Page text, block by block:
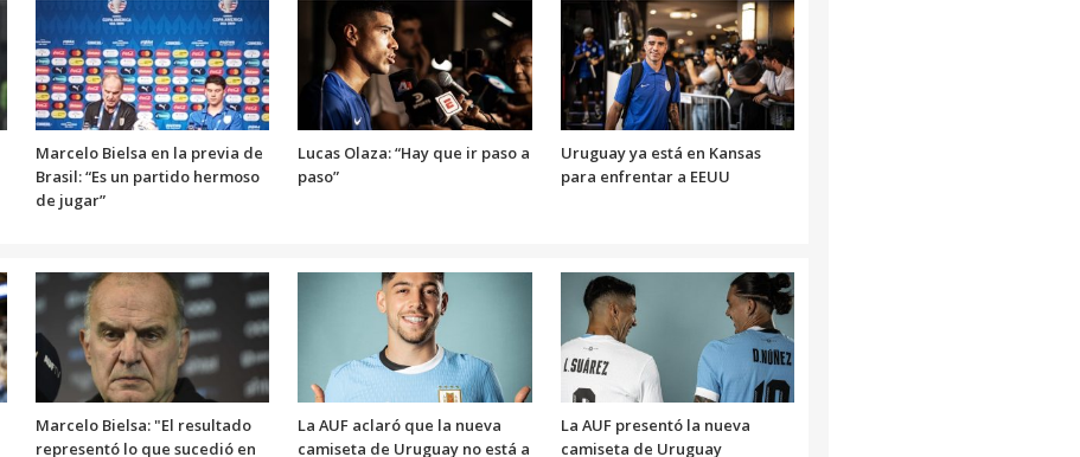
Marcelo Bielsa en la previa de
Brasil: “Es un partido hermoso
de jugar”
Lucas Olaza: “Hay que ir paso a
paso”
Uruguay ya está en Kansas
para enfrentar a EEUU
Marcelo Bielsa: "El resultado
representó lo que sucedió en
La AUF aclaró que la nueva
camiseta de Uruguay no está a
La AUF presentó la nueva
camiseta de Uruguay